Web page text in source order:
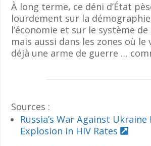
À long terme, ce déni d’État
lourdement sur la
l’économie et sur le système
mais aussi dans les zones où
déjà une arme de guerre …
Sources :
Russia’s War Against Ukraine
Explosion in HIV Rates